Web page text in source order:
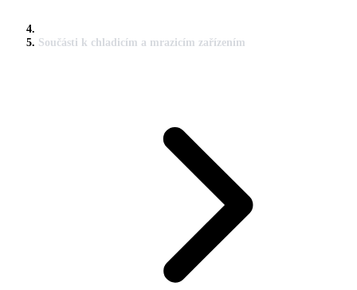
Součásti k chladicím a mrazicím zařízením